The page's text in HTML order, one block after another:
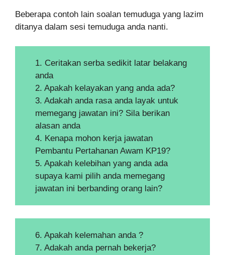
Beberapa contoh lain soalan temuduga yang lazim
ditanya dalam sesi temuduga anda nanti.
1. Ceritakan serba sedikit latar belakang
anda
2. Apakah kelayakan yang anda ada?
3. Adakah anda rasa anda layak untuk
memegang jawatan ini? Sila berikan
alasan anda
4. Kenapa mohon kerja jawatan
Pembantu Pertahanan Awam KP19?
5. Apakah kelebihan yang anda ada
supaya kami pilih anda memegang
jawatan ini berbanding orang lain?
6. Apakah kelemahan anda ?
7. Adakah anda pernah bekerja?